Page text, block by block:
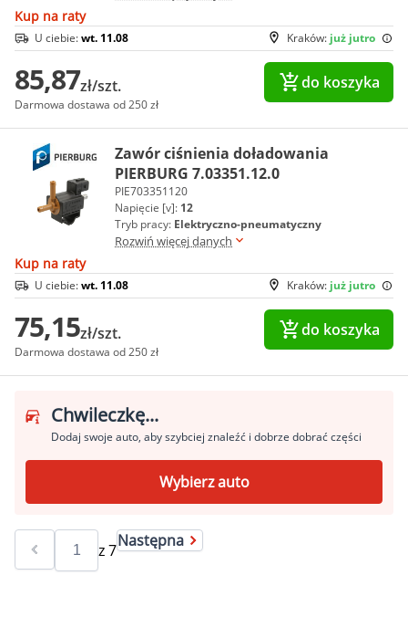
Kup na raty
Kraków: już jutro
U ciebie:wt. 11.08
85,87zł/szt.
Darmowa dostawa od 250 zł
do koszyka
Zawór ciśnienia doładowania
PIERBURG 7.03351.12.0
PIE703351120
Napięcie [v]: 12
Tryb pracy: Elektryczno-pneumatyczny
Rozwiń więcej danych
Kup na raty
Kraków: już jutro
U ciebie:wt. 11.08
75,15zł/szt.
Darmowa dostawa od 250 zł
do koszyka
Chwileczkę...
Dodaj swoje auto, aby szybciej znaleźć i dobrze dobrać części
Wybierz auto
z7Następna